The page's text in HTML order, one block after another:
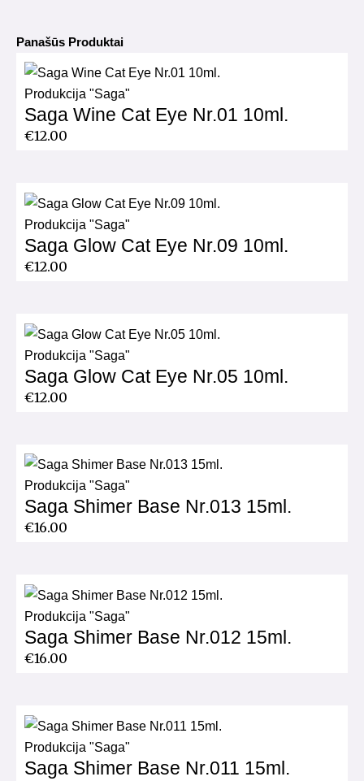
Panašūs Produktai
Produkcija "Saga"
Saga Wine Cat Eye Nr.01 10ml.
€12.00
Produkcija "Saga"
Saga Glow Cat Eye Nr.09 10ml.
€12.00
Produkcija "Saga"
Saga Glow Cat Eye Nr.05 10ml.
€12.00
Produkcija "Saga"
Saga Shimer Base Nr.013 15ml.
€16.00
Produkcija "Saga"
Saga Shimer Base Nr.012 15ml.
€16.00
Produkcija "Saga"
Saga Shimer Base Nr.011 15ml.